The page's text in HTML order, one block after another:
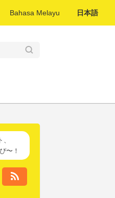
Bahasa Melayu 日本語
〜！